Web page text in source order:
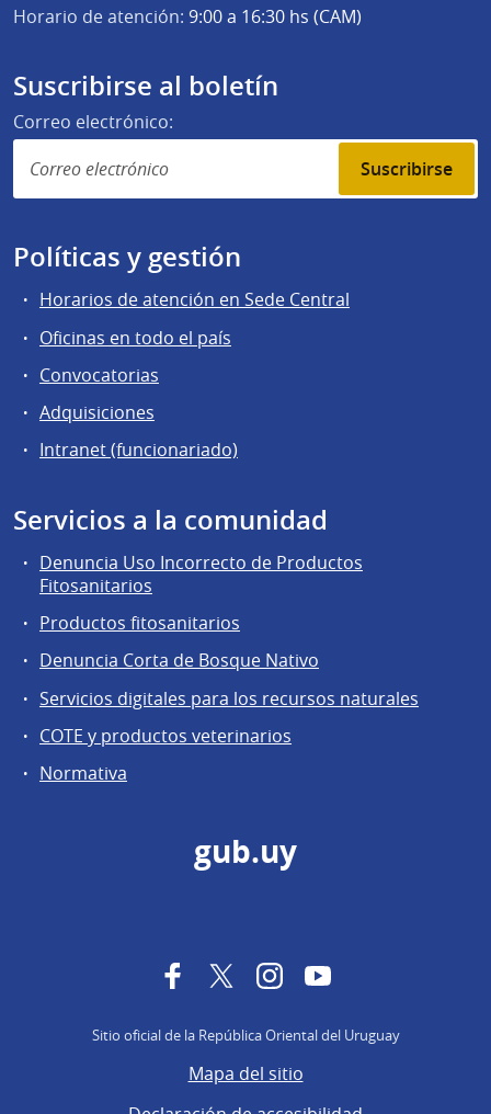
Horario de atención: 9:00 a 16:30 hs (CAM)
Suscribirse al boletín
Correo electrónico:
Suscribirse
Políticas y gestión
Horarios de atención en Sede Central
Oficinas en todo el país
Convocatorias
Adquisiciones
Intranet (funcionariado)
Servicios a la comunidad
Denuncia Uso Incorrecto de Productos
Fitosanitarios
Productos fitosanitarios
Denuncia Corta de Bosque Nativo
Servicios digitales para los recursos naturales
COTE y productos veterinarios
Normativa
gub.uy
FacebookTwitterInstagramYouTube
Sitio oficial de la República Oriental del Uruguay
Mapa del sitio